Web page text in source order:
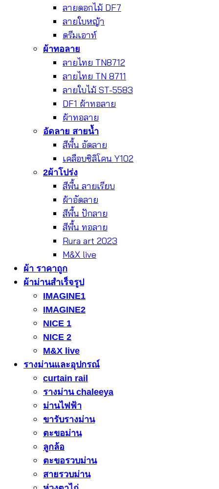
ลายดอกไม้ DF7
ลายใบหญ้า
ดรีมเอาท์
ผ้าทอลาย
ลายไทย TN8712
ลายไทย TN 8711
ลายใบไม้ ST-5583
DF1 ผ้าทอลาย
ผ้าทอลาย
อัดลาย สายน้ำ
สีพื้น อัดลาย
เคลือบซิลิโคน Y102
2ผ้าโปร่ง
สีพื้น ลายเรียบ
ผ้าอัดลาย
สีพื้น ปักลาย
สีพื้น ทอลาย
Rura art 2023
M&X live
ผ้า ราคาถูก
ผ้าม่านสำเร็จรูป
IMAGINE1
IMAGINE2
NICE 1
NICE 2
M&X live
รางม่านและอุปกรณ์
curtain rail
รางม่าน chaleeya
ม่านไฟฟ้า
ขารับรางม่าน
ตะขอม่าน
ลูกล้อ
ตะขอรวบม่าน
สายรวบม่าน